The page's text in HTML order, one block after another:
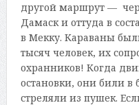
другой маршрут —
Дамаск и оттуда в
в Мекку. Караваны
тысяч человек, их
охранников! Когда
остановки, они били
стреляли из пушек.